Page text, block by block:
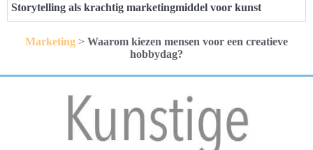
Storytelling als krachtig marketingmiddel voor kunst
Marketing > Waarom kiezen mensen voor een creatieve
hobbydag?